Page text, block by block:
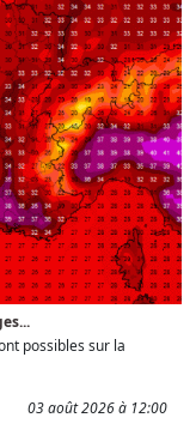
possibles sur la
03 août 2026 à 12:00